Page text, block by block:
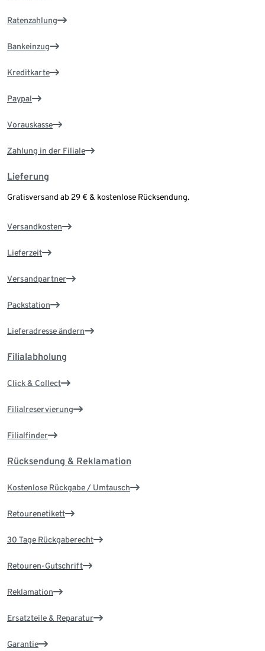
Ratenzahlung
Bankeinzug
Kreditkarte
Paypal
Vorauskasse
Zahlung in der Filiale
Lieferung
Gratisversand ab 29 € & kostenlose Rücksendung.
Versandkosten
Lieferzeit
Versandpartner
Packstation
Lieferadresse ändern
Filialabholung
Click & Collect
Filialreservierung
Filialfinder
Rücksendung & Reklamation
Kostenlose Rückgabe / Umtausch
Retourenetikett
30 Tage Rückgaberecht
Retouren-Gutschrift
Reklamation
Ersatzteile & Reparatur
Garantie